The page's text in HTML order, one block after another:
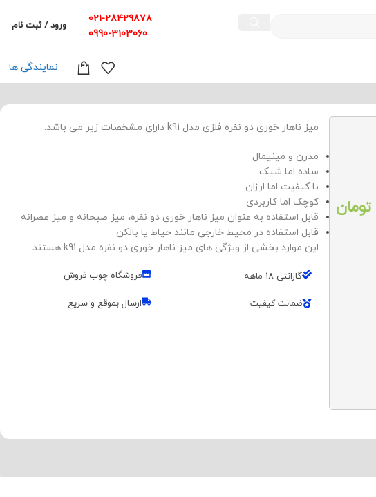
021-28429878
0990-3103060
ورود / ثبت نام
نمایندگی ها
تومان
میز ناهار خوری دو نفره فلزی مدل k91 دارای مشخصات زیر می باشد.
مدرن و مینیمال
ساده اما شیک
با کیفیت اما ارزان
کوچک اما کاربردی
قابل استفاده به عنوان میز ناهار خوری دو نفره، میز صبحانه و میز عصرانه
قابل استفاده در محیط خارجی مانند حیاط یا بالکن
این موارد بخشی از ویژگی های میز ناهار خوری دو نفره مدل k91 هستند.
گارانتی 18 ماهه
ضمانت کیفیت
فروشگاه چوب فروش
ارسال بموقع و سریع